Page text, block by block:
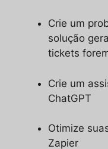
Crie um
solução
tickets
Crie um
ChatGPT
Otimize
Zapier